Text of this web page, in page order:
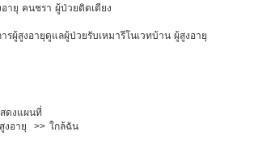
รผู้สูงอายุดูแลผู้ป่วยรับเหมารีโนเวทบ้าน ผู้สูงอายุ
ดงแผนที่
อายุ ใกล้ฉัน